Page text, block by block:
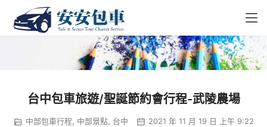
台中包車旅遊/聖誕節約會行程-武陵農場
中部包車行程, 中部景點, 台中 2021 年 11 月 19 日 上午 9:22